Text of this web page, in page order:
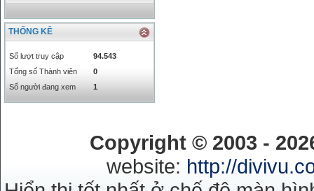
KRW
18.01
21.12
KWD
0
79758.97
MYR
5808.39
RMB
3272
RUB
THỐNG KÊ
Số lượt truy cập
94.543
Tổng số Thành viên
0
Số người đang xem
1
Copyright © 2003 -
website: http://